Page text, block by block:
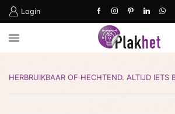
Login
HERBRUIKBAAR OF HECHTEND. ALTIJD IETS